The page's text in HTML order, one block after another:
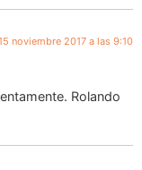
noviembre 2017 a las 9:10
Rolando